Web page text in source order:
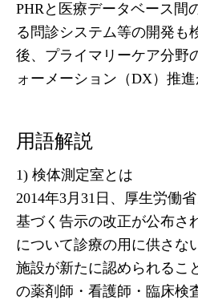
PHRと医療データベース間
る問診システム等の開発も
後、プライマリーケア分野
ォーメーション（DX）推進
用語解説
1) 検体測定室とは
2014年3月31日、厚生労働
基づく告示の改正が公布さ
について診療の用に供さな
施設が新たに認められるこ
の薬剤師・看護師・臨床検